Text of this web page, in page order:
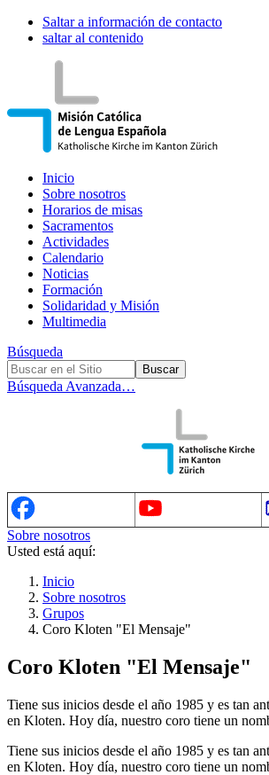
Saltar a información de contacto
saltar al contenido
Inicio
Sobre nosotros
Horarios de misas
Sacramentos
Actividades
Calendario
Noticias
Formación
Solidaridad y Misión
Multimedia
Búsqueda
Búsqueda Avanzada…
Sobre nosotros
Usted está aquí:
Inicio
Sobre nosotros
Grupos
Coro Kloten "El Mensaje"
Coro Kloten "El Mensaje"
Tiene sus inicios desde el año 1985 y es tan
en Kloten. Hoy día, nuestro coro tiene un
Tiene sus inicios desde el año 1985 y es tan
en Kloten. Hoy día, nuestro coro tiene un